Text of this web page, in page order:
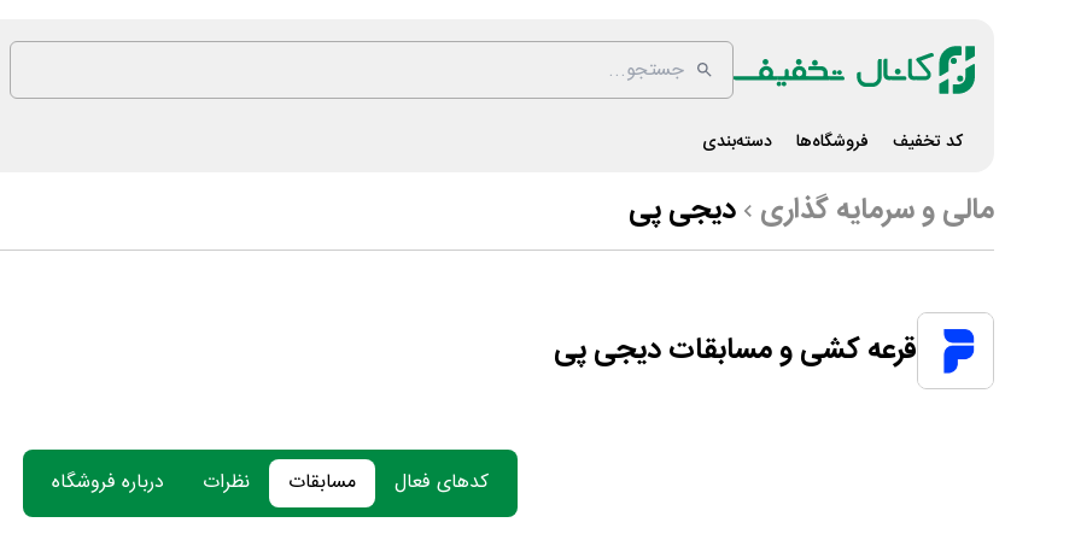
کد تخفیف فروشگاه‌ها دسته‌بندی
مالی و سرمایه گذاری دیجی پی
قرعه کشی و مسابقات دیجی پی
کدهای فعال مسابقات نظرات درباره فروشگاه